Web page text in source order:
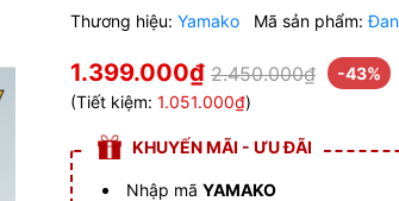
Thương hiệu: Yamako Mã sản phẩm:
1.399.000₫ 2.450.000₫
-43%
(Tiết kiệm: 1.051.000₫)
KHUYẾN MÃI - ƯU ĐÃI
Nhập mã YAMAKO